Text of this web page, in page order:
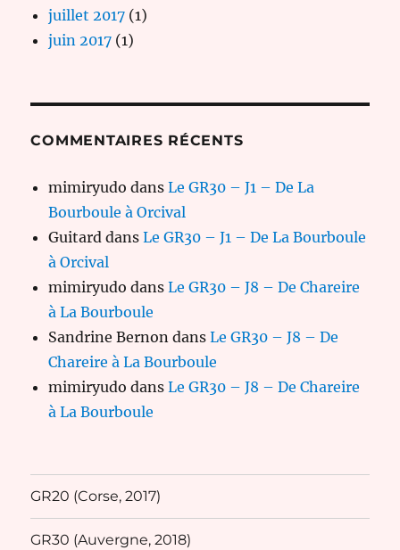
juillet 2017 (1)
juin 2017 (1)
COMMENTAIRES RÉCENTS
mimiryudo dansLe GR30 – J1 – De La
Bourboule à Orcival
Guitard dansLe GR30 – J1 – De La Bourboule
à Orcival
mimiryudo dansLe GR30 – J8 – De Chareire
à La Bourboule
Sandrine Bernon dansLe GR30 – J8 – De
Chareire à La Bourboule
mimiryudo dansLe GR30 – J8 – De Chareire
à La Bourboule
GR20 (Corse, 2017)
GR30 (Auvergne, 2018)